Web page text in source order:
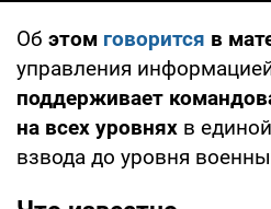
Об этом говорится в
управления
поддерживает
на всех уровнях в
взвода до уровня